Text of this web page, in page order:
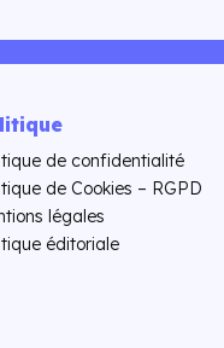
de confidentialité
de Cookies – RGPD
légales
éditoriale